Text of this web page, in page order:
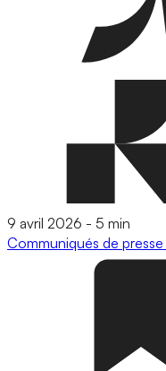
9 avril 2026 - 5 min
Communiqués de presse